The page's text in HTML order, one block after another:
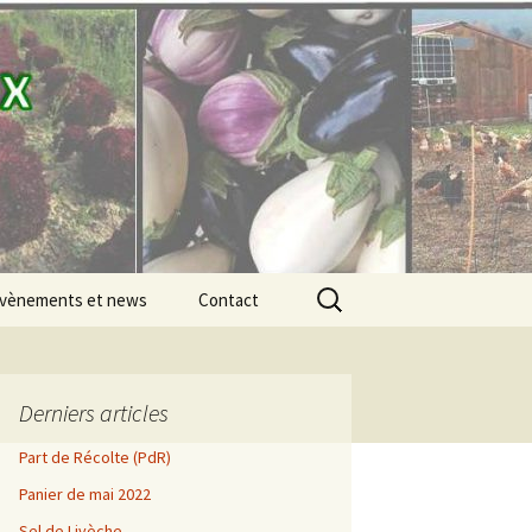
et news
Les SaulxGood news
Contact
Rechercher :
Derniers articles
Part de Récolte (PdR)
Panier de mai 2022